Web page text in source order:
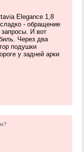
Elegance 1,8
- обращение
И вот
Через два
подушки
у задней арки